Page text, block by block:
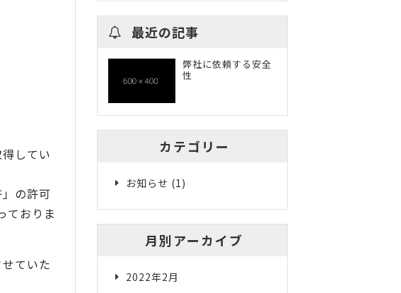
してい
の許可
ておりま
ていた
最近の記事
弊社に依頼する安全
性
カテゴリー
お知らせ (1)
月別アーカイブ
2022年2月